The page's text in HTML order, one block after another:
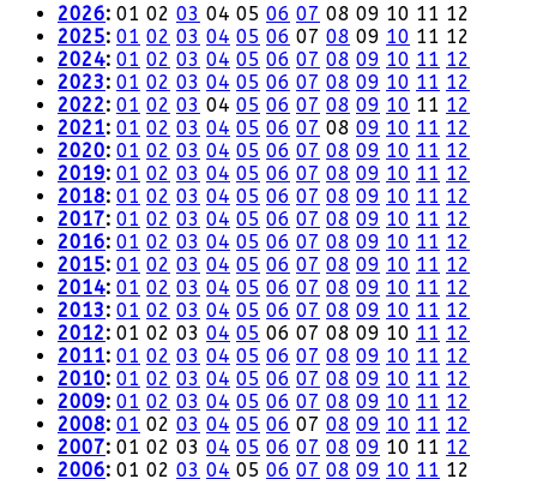
2026: 01 02 03 04 05 06 07 08 09 10 11 12
2025: 01 02 03 04 05 06 07 08 09 10 11 12
2024: 01 02 03 04 05 06 07 08 09 10 11 12
2023: 01 02 03 04 05 06 07 08 09 10 11 12
2022: 01 02 03 04 05 06 07 08 09 10 11 12
2021: 01 02 03 04 05 06 07 08 09 10 11 12
2020: 01 02 03 04 05 06 07 08 09 10 11 12
2019: 01 02 03 04 05 06 07 08 09 10 11 12
2018: 01 02 03 04 05 06 07 08 09 10 11 12
2017: 01 02 03 04 05 06 07 08 09 10 11 12
2016: 01 02 03 04 05 06 07 08 09 10 11 12
2015: 01 02 03 04 05 06 07 08 09 10 11 12
2014: 01 02 03 04 05 06 07 08 09 10 11 12
2013: 01 02 03 04 05 06 07 08 09 10 11 12
2012: 01 02 03 04 05 06 07 08 09 10 11 12
2011: 01 02 03 04 05 06 07 08 09 10 11 12
2010: 01 02 03 04 05 06 07 08 09 10 11 12
2009: 01 02 03 04 05 06 07 08 09 10 11 12
2008: 01 02 03 04 05 06 07 08 09 10 11 12
2007: 01 02 03 04 05 06 07 08 09 10 11 12
2006: 01 02 03 04 05 06 07 08 09 10 11 12